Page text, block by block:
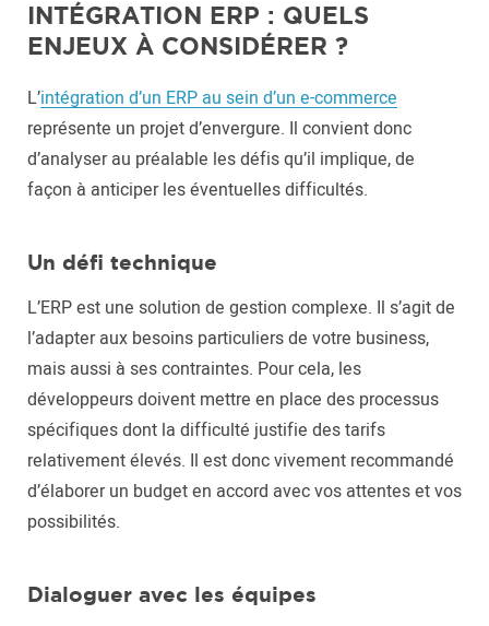
INTÉGRATION ERP : QUELS
ENJEUX À CONSIDÉRER ?
L’intégration d’un ERP au sein d’un e-commerce
représente un projet d’envergure. Il convient donc
d’analyser au préalable les défis qu’il implique, de
façon à anticiper les éventuelles difficultés.
Un défi technique
L’ERP est une solution de gestion complexe. Il s’agit de
l’adapter aux besoins particuliers de votre business,
mais aussi à ses contraintes. Pour cela, les
développeurs doivent mettre en place des processus
spécifiques dont la difficulté justifie des tarifs
relativement élevés. Il est donc vivement recommandé
d’élaborer un budget en accord avec vos attentes et vos
possibilités.
Dialoguer avec les équipes